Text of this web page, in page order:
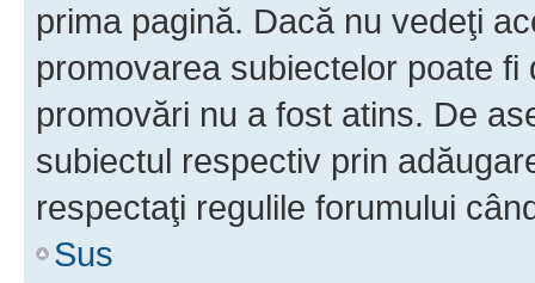
prima pagină. Dacă nu vedeţi
promovarea subiectelor poate
promovări nu a fost atins. De
subiectul respectiv prin
respectaţi regulile forumului
Sus